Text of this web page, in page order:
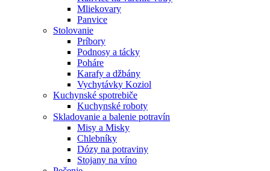
Mliekovary
Panvice
Stolovanie
Príbory
Podnosy a tácky
Poháre
Karafy a džbány
Vychytávky Koziol
Kuchynské spotrebiče
Kuchynské roboty
Skladovanie a balenie potravín
Misy a Misky
Chlebníky
Dózy na potraviny
Stojany na víno